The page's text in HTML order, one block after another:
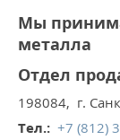
СТАТЬИ
Услуги ЧПУ
Мы
металла
Отдел
198084, г.
Тел.: +7 (812)